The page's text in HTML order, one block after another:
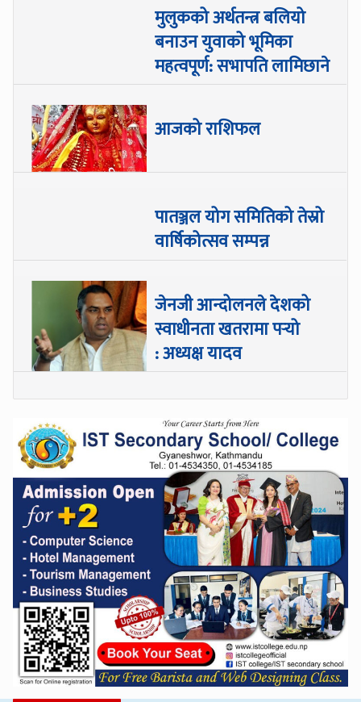
मुलुकको अर्थतन्त्र बलियो
बनाउन युवाको भूमिका
महत्वपूर्ण: सभापति लामिछाने
आजको राशिफल
पातञ्जल योग समितिको तेस्रो
वार्षिकोत्सव सम्पन्न
जेनजी आन्दोलनले देशको
स्वाधीनता खतरामा पर्‍यो
: अध्यक्ष यादव